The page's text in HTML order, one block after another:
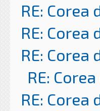
RE: Corea
RE: Corea
RE: Corea
RE:
RE: Corea